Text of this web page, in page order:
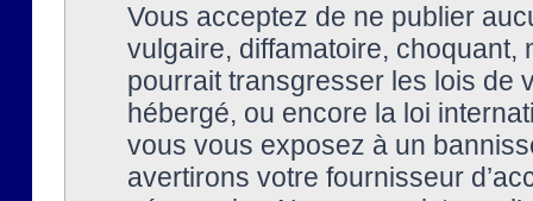
Vous acceptez de ne publier
vulgaire, diffamatoire, choquant,
pourrait transgresser les lois de
hébergé, ou encore la loi
vous vous exposez à un
avertirons votre fournisseur